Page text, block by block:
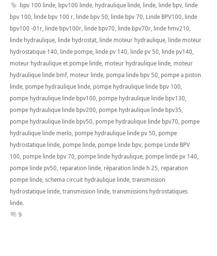
bpv 100 linde, bpv100 linde, hydraulique linde, linde, linde bpv, linde
bpv 100, linde bpv 100 r, linde bpv 50, linde bpv 70, Linde BPV100, linde
bpv100 -01r, linde bpv100r, linde bpv70, linde bpv70r, linde hmv210,
linde hydraulique, linde hydrostat, linde moteur hydraulique, linde moteur
hydrostatique 140, linde pompe, linde pv 140, linde pv 50, linde pv140,
moteur hydraulique et pompe linde, moteur hydraulique linde, moteur
hydraulique linde bmf, moteur linde, pompa linde bpv 50, pompe a piston
linde, pompe hydraulique linde, pompe hydraulique linde bpv 100,
pompe hydraulique linde bpv100, pompe hydraulique linde bpv130,
pompe hydraulique linde bpv200, pompe hydraulique linde bpv35,
pompe hydraulique linde bpv50, pompe hydraulique linde bpv70, pompe
hydraulique linde merlo, pompe hydraulique linde pv 50, pompe
hydrostatique linde, pompe linde, pompe linde bpv, pompe Linde BPV
100, pompe linde bpv 70, pompe linde hydraulique, pompe linde pv 140,
pompe linde pv50, reparation linde, réparation linde h 25, reparation
pompe linde, schema circuit hydraulique linde, transmission
hydrostatique linde, transmission linde, transmissions hydrostatiques
linde.
9